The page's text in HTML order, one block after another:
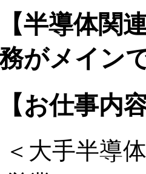
半導体関
がメイン
お仕事内容
＜大手半導